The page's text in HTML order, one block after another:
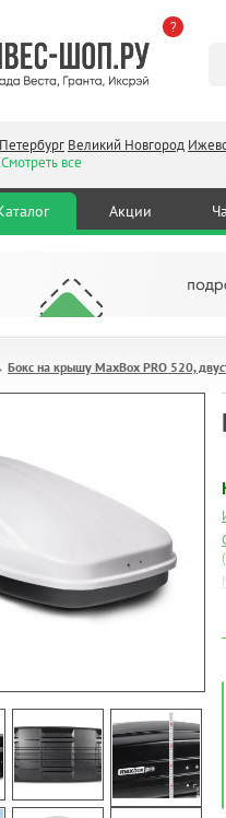
?
Великий Новгород
все
Акции
Бокс на крышу MaxBox PRO 520,